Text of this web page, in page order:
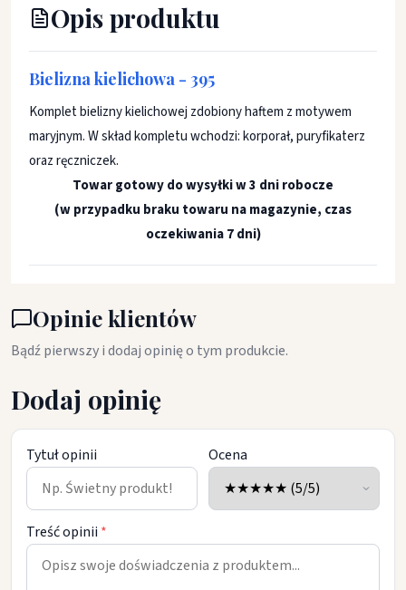
Opis produktu
Bielizna kielichowa - 395
Komplet bielizny kielichowej zdobiony haftem z motywem
maryjnym. W skład kompletu wchodzi: korporał, puryfikaterz
oraz ręczniczek.
Towar gotowy do wysyłki w 3 dni robocze
(w przypadku braku towaru na magazynie, czas
oczekiwania 7 dni)
Opinie klientów
Bądź pierwszy i dodaj opinię o tym produkcie.
Dodaj opinię
Tytuł opinii Ocena
Treść opinii *